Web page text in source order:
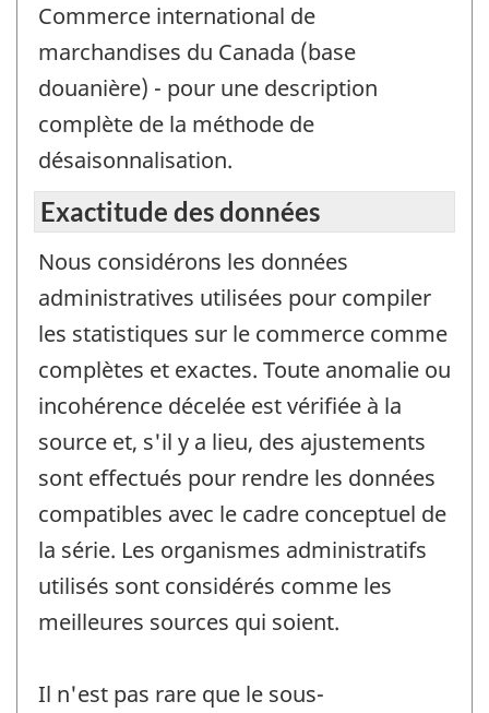
Commerce international de
marchandises du Canada (base
douanière) - pour une description
complète de la méthode de
désaisonnalisation.
Exactitude des données
Nous considérons les données
administratives utilisées pour compiler
les statistiques sur le commerce comme
complètes et exactes. Toute anomalie ou
incohérence décelée est vérifiée à la
source et, s'il y a lieu, des ajustements
sont effectués pour rendre les données
compatibles avec le cadre conceptuel de
la série. Les organismes administratifs
utilisés sont considérés comme les
meilleures sources qui soient.
Il n'est pas rare que le sous-